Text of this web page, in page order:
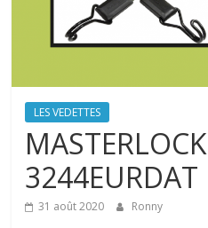
LES VEDETTES
MASTERLOCK
3244EURDAT
31 août 2020 Ronny